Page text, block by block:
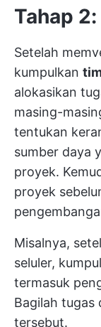
Tahap
Setelah
kumpulkan
alokasikan
masing-
tentukan
sumber daya
proyek.
proyek
Misalnya,
seluler,
termasuk
Bagilah tugas
tersebut.